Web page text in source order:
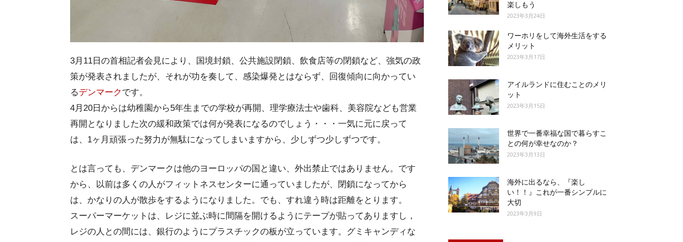
3月11日の首相記者会見により、国境封鎖、公共施設閉鎖、飲食店等の閉鎖など、強気の政
策が発表されましたが、それが功を奏して、感染爆発とはならず、回復傾向に向かってい
るデンマーク です。
4月20日からは幼稚園から5年生までの学校が再開、理学療法士や歯科、美容院なども営業
再開となりました次の緩和政策では何が発表になるのでしょう・・・一気に元に戻って
は、1ヶ月頑張った努力が無駄になってしまいますから、少しずつ少しずつです。
とは言っても、デンマークは他のヨーロッパの国と違い、外出禁止ではありません。です
から、以前は多くの人がフィットネスセンターに通っていましたが、閉鎖になってから
は、かなりの人が散歩をするようになりました。でも、すれ違う時は距離をとります。
スーパーマーケットは、レジに並ぶ時に間隔を開けるようにテープが貼ってありますし，
レジの人との間には、銀行のようにプラスチックの板が立っています。グミキャンディな
楽しもう
2023年3月24日
ワーホリをして海外生活をする
メリット
2023年3月17日
アイルランドに住むことのメリ
ット
2023年3月15日
世界で一番幸福な国で暮らすこ
との何が幸せなのか？
2023年3月13日
海外に出るなら、『楽し
い！！』これが一番シンプルに
大切
2023年3月9日